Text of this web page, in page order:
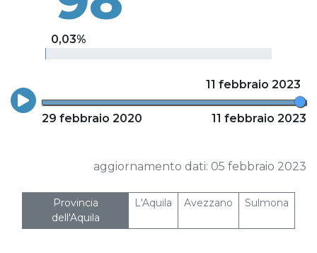
0,03%
11 febbraio 2023
29 febbraio 2020 11 febbraio 2023
aggiornamento dati: 05 febbraio 2023
Provincia
dell'Aquila
L'Aquila Avezzano Sulmona